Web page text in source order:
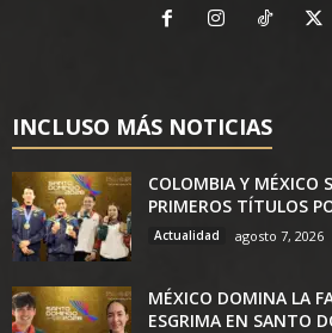
INCLUSO MÁS NOTICIAS
COLOMBIA Y MÉXICO
PRIMEROS TÍTULOS
Actualidad agosto 7, 2026
MÉXICO DOMINA LA
ESGRIMA EN SANTO